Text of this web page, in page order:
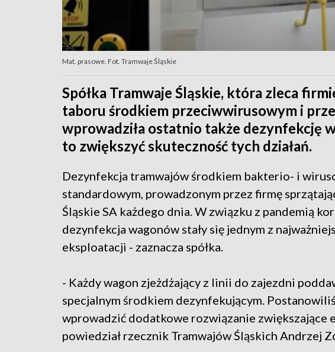
Mat. prasowe. Fot. Tramwaje Śląskie
Spółka Tramwaje Śląskie, która zleca
taboru środkiem przeciwwirusowym i
wprowadziła ostatnio także dezynfekcję
to zwiększyć skuteczność tych działań.
Dezynfekcja tramwajów środkiem bakterio- i
standardowym, prowadzonym przez firmę
Śląskie SA każdego dnia. W związku z pandemią
dezynfekcja wagonów stały się jednym z
eksploatacji - zaznacza spółka.
- Każdy wagon zjeżdżający z linii do zajezdni
specjalnym środkiem dezynfekującym.
wprowadzić dodatkowe rozwiązanie zwiększające
powiedział rzecznik Tramwajów Śląskich Andrzej